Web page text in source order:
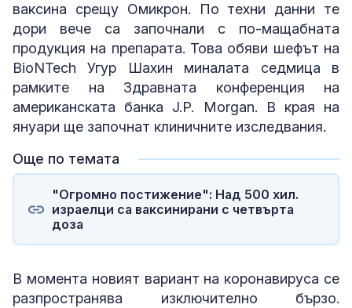
ваксина срещу Омикрон. По техни данни те
дори вече са започнали с по-мащабната
продукция на препарата. Това обяви шефът на
BioNTech Угур Шахин миналата седмица в
рамките на Здравната конференция на
американската банка J.P. Morgan. В края на
януари ще започнат клиничните изследвания.
Още по темата
"Огромно постижение": Над 500 хил.
израелци са ваксинирани с четвърта
доза
В момента новият вариант на коронавируса се
разпространява изключително бързо.